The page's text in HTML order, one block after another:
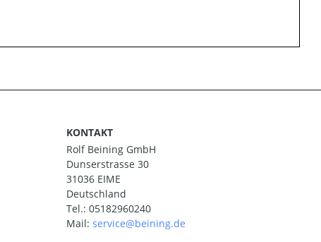
KONTAKT
Rolf Beining GmbH
Dunserstrasse 30
31036 EIME
Deutschland
Tel.: 05182960240
Mail: